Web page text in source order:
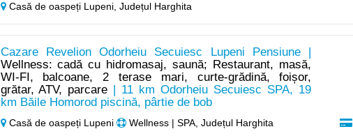
Casă de oaspeți Lupeni, Județul Harghita
Cazare Revelion Odorheiu Secuiesc Lupeni Pensiune |
Wellness: cadă cu hidromasaj, saună; Restaurant, masă,
WI-FI, balcoane, 2 terase mari, curte-grădină, foișor,
grătar, ATV, parcare | 11 km Odorheiu Secuiesc SPA, 19
km Băile Homorod piscină, pârtie de bob
Casă de oaspeți Lupeni Wellness | SPA, Județul Harghita